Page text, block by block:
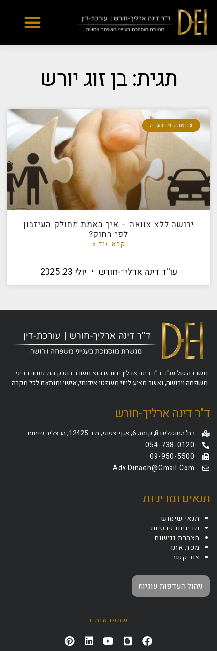
Yes
...
תגית: בן זוג יורש
צוואות וירושות
ירושה ללא צוואה – איך באמת מחולק העיזבון
לפי החוק?
קרא עוד »
עו''ד דינה ארליך-חורש יולי 23, 2025
משרדה של עו"ד ד"ר דינה ארליך-חורש הוא משרד בוטיק המתמחה בדיני
משפחה וירושה, ואשר מציע ליווי משפטי איכותי, אישי ומותאם לכל מקרה.
ד"ר דינה ארליך-חורש
רח' החושלים 8, קומה 6, אגף צפוני, ת.ד 12425, הרצליה פיתוח
054-738-0120
09-950-5500
Adv.dinaeh@gmail.com
תנאים ומדיניות
תנאי שימוש
מדיניות פרטיות
הצהרת נגישות
מפת אתר
צור קשר
ניהול העדפות עוגיות
שתפו אותנו